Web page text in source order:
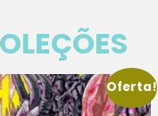
Oferta!